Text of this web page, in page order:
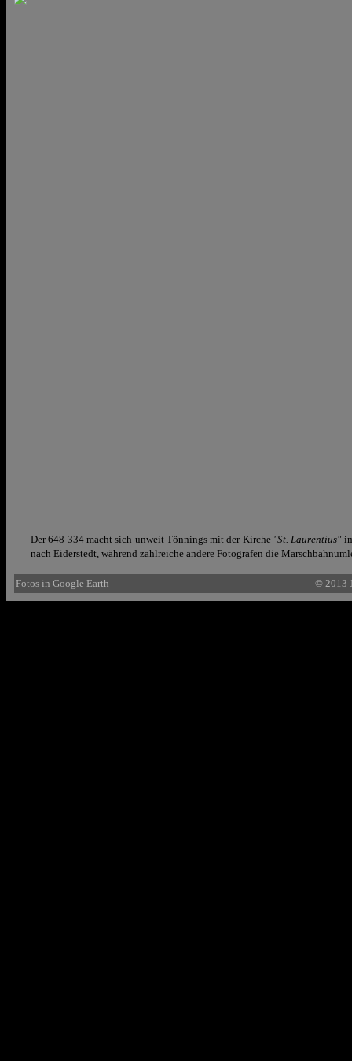
Der 648 334 macht sich unweit Tönnings mit der Kirche "St. Laurentius"
nach Eiderstedt, während zahlreiche andere Fotografen die
Fotos in Google Earth © 2013